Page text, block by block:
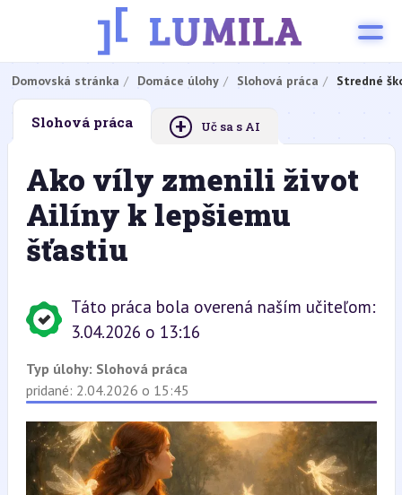
Domovská stránka Domáce úlohy Slohová práca Stredné
Slohová práca + Uč sa s AI
Ako víly zmenili život
Ailíny k lepšiemu
šťastiu
Táto práca bola overená naším učiteľom:
3.04.2026 o 13:16
Typ úlohy: Slohová práca
pridané: 2.04.2026 o 15:45